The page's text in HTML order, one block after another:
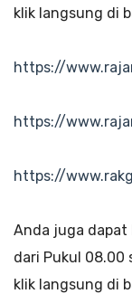
klik langsung di
https://
https://
https://
Anda juga dapat
dari Pukul 08.00
klik langsung di